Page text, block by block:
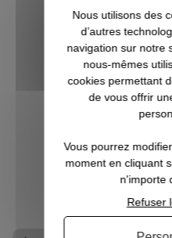
Depuis de
assiste à la sortie
mettant en scène
spéciaux
inimaginables. Et
à allouer sont tout
VOIR
Nous utilisons des
d’autres
navigation sur notre
nous-mêmes
cookies permettant
de vous offrir
Vous pourrez
moment en cliquant
n'importe
Refuser